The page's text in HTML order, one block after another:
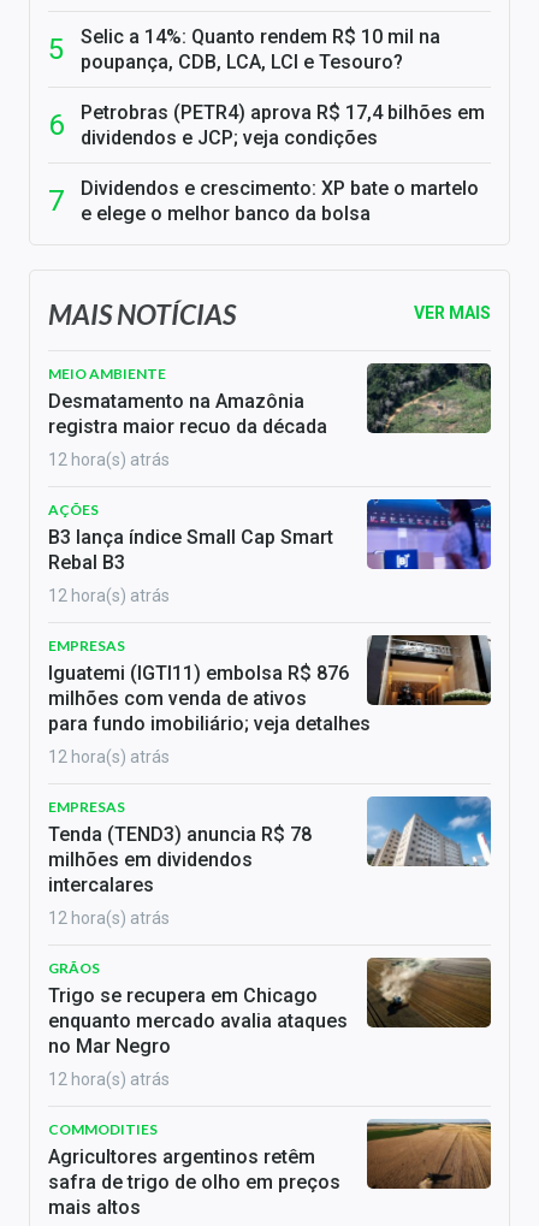
Selic a 14%: Quanto rendem R$ 10 mil na
poupança, CDB, LCA, LCI e Tesouro?
Petrobras (PETR4) aprova R$ 17,4 bilhões em
dividendos e JCP; veja condições
Dividendos e crescimento: XP bate o martelo
e elege o melhor banco da bolsa
MAIS NOTÍCIAS VER MAIS
MEIO AMBIENTE
Desmatamento na Amazônia
registra maior recuo da década
12 hora(s) atrás
AÇÕES
B3 lança índice Small Cap Smart
Rebal B3
12 hora(s) atrás
EMPRESAS
Iguatemi (IGTI11) embolsa R$ 876
milhões com venda de ativos
para fundo imobiliário; veja detalhes
12 hora(s) atrás
EMPRESAS
Tenda (TEND3) anuncia R$ 78
milhões em dividendos
intercalares
12 hora(s) atrás
GRÃOS
Trigo se recupera em Chicago
enquanto mercado avalia ataques
no Mar Negro
12 hora(s) atrás
COMMODITIES
Agricultores argentinos retêm
safra de trigo de olho em preços
mais altos